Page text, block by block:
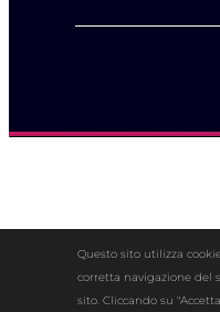
Questo sito utilizza
corretta navigazione del
sito. Cliccando su